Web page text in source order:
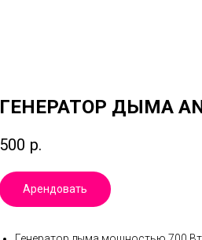
ГЕНЕРАТОР ДЫМА
500 р.
Арендовать